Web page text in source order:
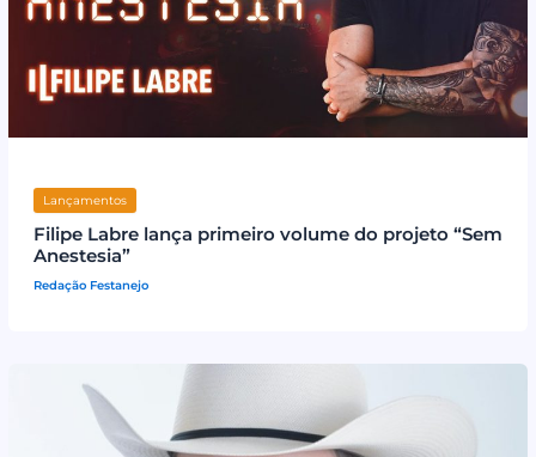
Lançamentos
Filipe Labre lança primeiro volume do projeto “Sem
Anestesia”
Redação Festanejo